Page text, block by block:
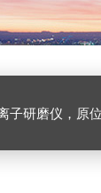
，高分辨台式显微 CT，粉末